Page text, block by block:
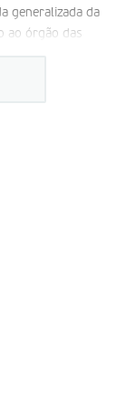
generalizada da
ao órgão das